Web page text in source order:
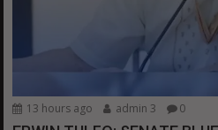
13 hours ago admin 3 0